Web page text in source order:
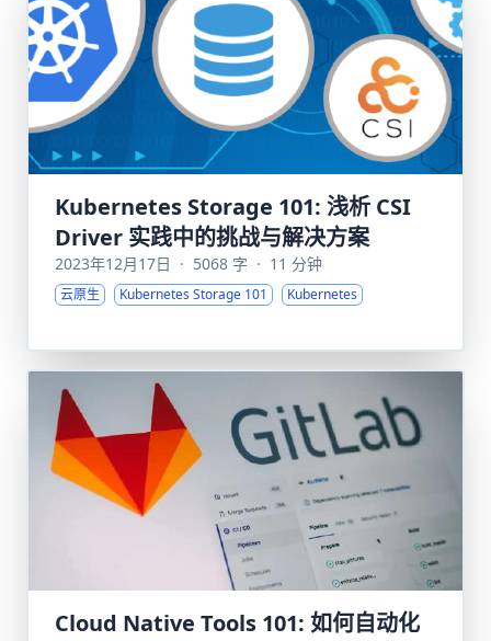
Kubernetes Storage 101: 浅析 CSI
Driver 实践中的挑战与解决方案
2023年12月17日 · 5068 字 · 11 分钟
云原生 Kubernetes Storage 101 Kubernetes
Cloud Native Tools 101: 如何自动化